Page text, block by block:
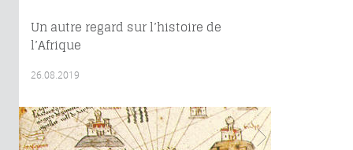
Un autre regard sur l’histoire de
l’Afrique
26.08.2019